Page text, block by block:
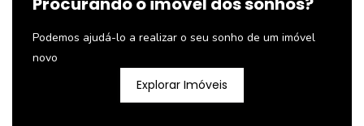
Podemos ajudá-lo a realizar o seu sonho de um imóvel
novo
Explorar Imóveis